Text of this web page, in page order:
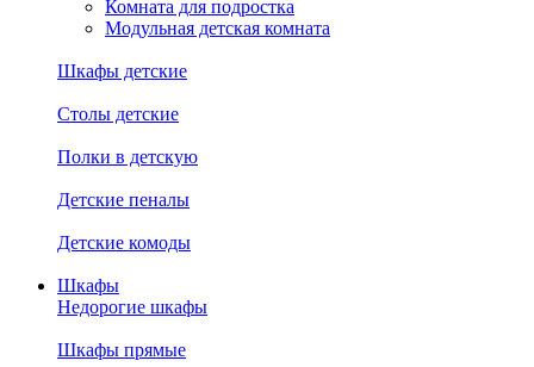
Комната для подростка
Модульная детская комната
Шкафы детские
Столы детские
Полки в детскую
Детские пеналы
Детские комоды
Шкафы
Недорогие шкафы
Шкафы прямые